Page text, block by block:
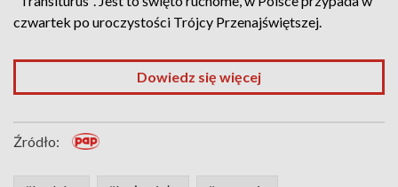
czwartek po uroczystości Trójcy Przenajświętszej.
Dowiedz się więcej
Źródło: